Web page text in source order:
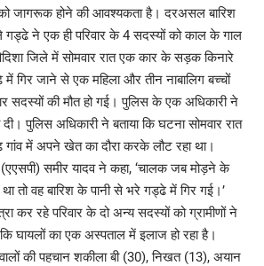
जागरूक होने की आवश्यकता है। दरअसल बारिश
ने एक ही परिवार के 4 सदस्यों को काल के गाल
जिले में सोमवार रात एक कार के सड़क किनारे
गिर जाने से एक महिला और तीन नाबालिग बच्चों
सदस्यों की मौत हो गई। पुलिस के एक अधिकारी ने
पुलिस अधिकारी ने बताया कि घटना सोमवार रात
गांव में अपने खेत का दौरा करके लौट रहा था।
समीर यादव ने कहा, ‘चालक जब मोड़ने के
तो वह बारिश के पानी से भरे गड्ढे में गिर गई।’
कर रहे परिवार के दो अन्य सदस्यों को ग्रामीणों ने
कि घायलों का एक अस्पताल में इलाज हो रहा है।
की पहचान शकीला बी (30), निखत (13), अयान